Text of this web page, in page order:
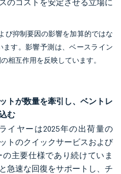
のコストを安定させる立場に
び抑制要因の影響を加算的ではな
ます。影響予測は、ベースライン
相互作用を反映しています。
トが数量を牽引し、ベントレ
む
イヤーは2025年の出荷量の
トのクイックサービスおよび
主要仕様であり続けていま
急速な回復をサポートし、チ